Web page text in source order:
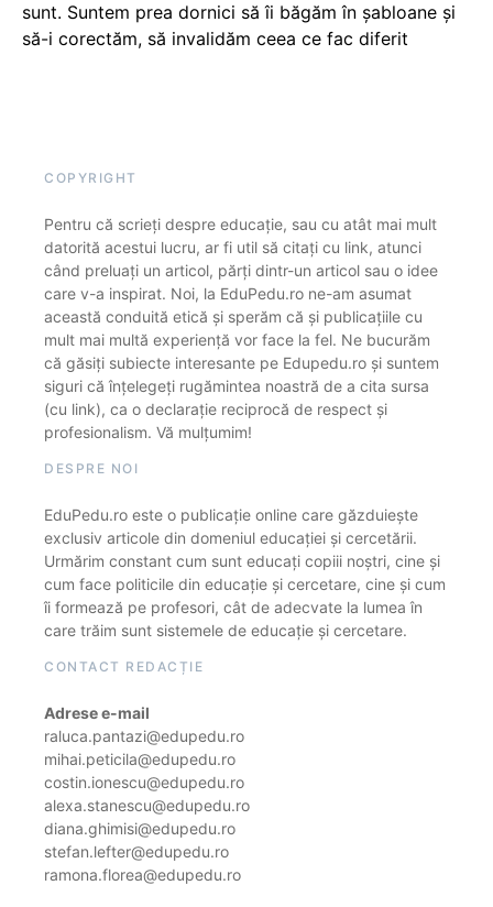
sunt. Suntem prea dornici să îi băgăm în șabloane și
să-i corectăm, să invalidăm ceea ce fac diferit
COPYRIGHT
Pentru că scrieți despre educație, sau cu atât mai mult
datorită acestui lucru, ar fi util să citați cu link, atunci
când preluați un articol, părți dintr-un articol sau o idee
care v-a inspirat. Noi, la EduPedu.ro ne-am asumat
această conduită etică și sperăm că și publicațiile cu
mult mai multă experiență vor face la fel. Ne bucurăm
că găsiți subiecte interesante pe Edupedu.ro și suntem
siguri că înțelegeți rugămintea noastră de a cita sursa
(cu link), ca o declarație reciprocă de respect și
profesionalism. Vă mulțumim!
DESPRE NOI
EduPedu.ro este o publicație online care găzduiește
exclusiv articole din domeniul educației și cercetării.
Urmărim constant cum sunt educați copiii noștri, cine și
cum face politicile din educație și cercetare, cine și cum
îi formează pe profesori, cât de adecvate la lumea în
care trăim sunt sistemele de educație și cercetare.
CONTACT REDACȚIE
Adrese e-mail
raluca.pantazi@edupedu.ro
mihai.peticila@edupedu.ro
costin.ionescu@edupedu.ro
alexa.stanescu@edupedu.ro
diana.ghimisi@edupedu.ro
stefan.lefter@edupedu.ro
ramona.florea@edupedu.ro